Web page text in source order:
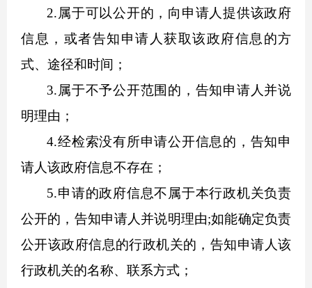
2.属于可以公开的，向申请人提供该政府
信息，或者告知申请人获取该政府信息的方
式、途径和时间；
3.属于不予公开范围的，告知申请人并说
明理由；
4.经检索没有所申请公开信息的，告知申
请人该政府信息不存在；
5.申请的政府信息不属于本行政机关负责
公开的，告知申请人并说明理由;如能确定负责
公开该政府信息的行政机关的，告知申请人该
行政机关的名称、联系方式；